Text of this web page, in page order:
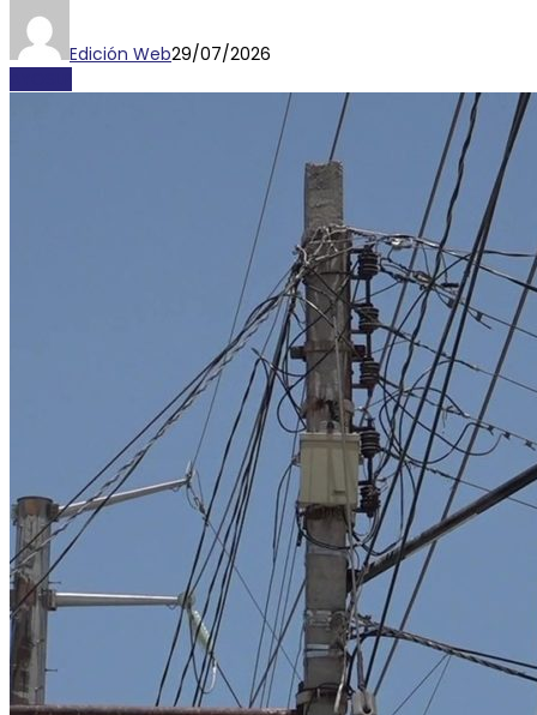
Edición Web29/07/2026